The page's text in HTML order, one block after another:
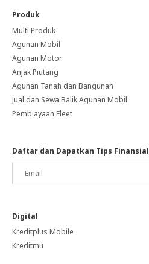
Produk
Multi Produk
Agunan Mobil
Agunan Motor
Anjak Piutang
Agunan Tanah dan Bangunan
Jual dan Sewa Balik Agunan Mobil
Pembiayaan Fleet
Daftar dan Dapatkan Tips Finansial
Digital
Kreditplus Mobile
Kreditmu